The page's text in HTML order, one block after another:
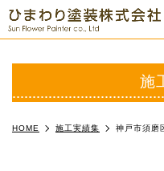
施
HOME 施工実績集 神戸市須